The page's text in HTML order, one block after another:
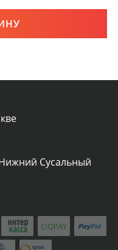
Сусальный